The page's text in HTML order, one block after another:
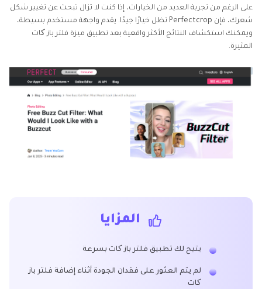
على الرغم من تجربة العديد من الخيارات، إذا كنت لا تزال تبحث عن تغيير شكل
شعرك، فإن Perfectcrop تظل خيارًا جيدًا. يقدم واجهة مستخدم بسيطة،
ويمكنك استكشاف النتائج الأكثر واقعية بعد تطبيق ميزة فلتر باز کات
المثيرة.
المزايا
يتيح لك تطبيق فلتر باز کات بسرعة
لم يتم العثور على فقدان الجودة أثناء إضافة فلتر باز
کات